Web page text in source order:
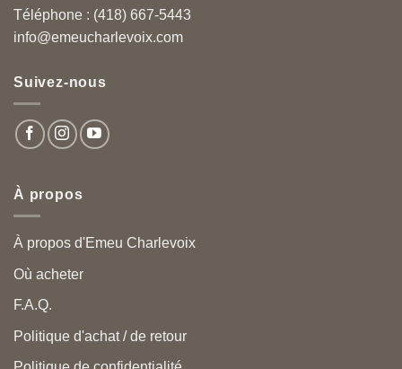
Téléphone : (418) 667-5443
info@emeucharlevoix.com
Suivez-nous
À propos
À propos d'Emeu Charlevoix
Où acheter
F.A.Q.
Politique d'achat / de retour